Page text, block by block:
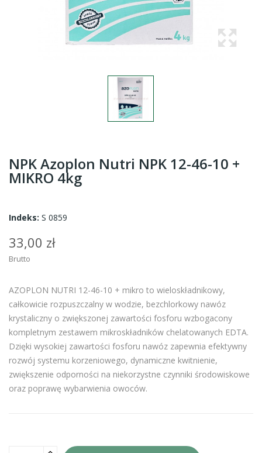
NPK Azoplon Nutri NPK 12-46-10 +
MIKRO 4kg
Indeks: S 0859
33,00 zł
Brutto
AZOPLON NUTRI 12-46-10 + mikro to wieloskładnikowy,
całkowicie rozpuszczalny w wodzie, bezchlorkowy nawóz
krystaliczny o zwiększonej zawartości fosforu wzbogacony
kompletnym zestawem mikroskładników chelatowanych EDTA.
Dzięki wysokiej zawartości fosforu nawóz zapewnia efektywny
rozwój systemu korzeniowego, dynamiczne kwitnienie,
zwiększenie odporności na niekorzystne czynniki środowiskowe
oraz poprawę wybarwienia owoców.